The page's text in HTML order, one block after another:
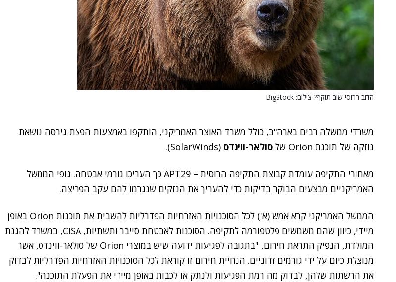
הדוב הרוסי שוב תוקף? צילום: BigStock
משרדי ממשלה רבים בארה"ב, כולל משרד האוצר האמריקני, הותקפו באמצעות הפצת גירסה נושאת
נוזקה של תוכנת Orion של
סולאר-ווינדס (SolarWinds).
מאחורי התקיפה עומדת קבוצת התקיפה הרוסית – APT29 כך העריכו גורמי אבטחה. גופי הממשל
האמריקניים מבצעים הבוקר בדיקות כדי להעריך את הנזקים שנגרמו להם עקב הפריצה.
הממשל האמריקני קרא אמש (א') לכל הסוכנויות האזרחיות הפדרליות להשבית את תוכנות Orion באופן
מיידי, כיוון שהם משמשים פלטפורמה לתקיפה. הסוכנות לאבטחת סייבר ותשתיות, CISA, במשרד להגנת
המולדת, הנפיק התראת חירום, "בתגובה לפגיעות ידועה שיש במוצרי Orion של סולאר-ווינדס, אשר
מנוצלת כיום על ידי גורמים זדוניים. הנחיית חירום זו קוראת לכל הסוכנויות האזרחיות הפדרליות לבדוק
את הרשתות שלהן, לבדוק מה רמת הפגיעות ולנתק או לכבות באופן מיידי את הפעלת התוכנה".